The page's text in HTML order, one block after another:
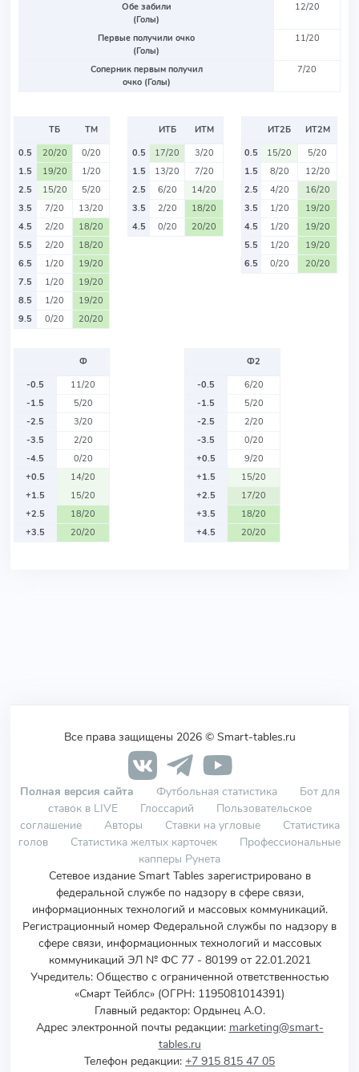
Обе забили
(Голы)
12/20
Первые получили очко
(Голы)
11/20
Соперник первым получил
очко (Голы)
7/20
ТБ
ТМ
0.5
20/20
0/20
1.5
19/20
1/20
2.5
15/20
5/20
3.5
7/20
13/20
4.5
2/20
18/20
5.5
2/20
18/20
6.5
1/20
19/20
7.5
1/20
19/20
8.5
1/20
19/20
9.5
0/20 20/20
ИТБ
ИТМ
0.5
17/20
3/20
1.5
13/20
7/20
2.5
6/20
14/20
3.5
2/20
18/20
4.5
0/20 20/20
ИТ2Б
ИТ2М
0.5
15/20
5/20
1.5
8/20
12/20
2.5
4/20
16/20
3.5
1/20
19/20
4.5
1/20
19/20
5.5
1/20
19/20
6.5
0/20 20/20
Ф
-0.5
11/20
-1.5
5/20
-2.5
3/20
-3.5
2/20
-4.5
0/20
+0.5
14/20
+1.5
15/20
+2.5
18/20
+3.5
20/20
Ф2
-0.5
6/20
-1.5
5/20
-2.5
2/20
-3.5
0/20
+0.5
9/20
+1.5
15/20
+2.5
17/20
+3.5
18/20
+4.5
20/20
Все права защищены 2026 © Smart-tables.ru
Полная версия сайта Футбольная статистика
Бот для
ставок в LIVE
Глоссарий
Пользовательское
соглашение
Авторы Ставки на угловые
Статистика
голов
Статистика желтых карточек
Профессиональные
капперы Рунета
Сетевое издание Smart Tables зарегистрировано в
федеральной службе по надзору в сфере связи,
информационных технологий и массовых коммуникаций.
Регистрационный номер Федеральной службы по надзору в
сфере связи, информационных технологий и массовых
коммуникаций ЭЛ № ФС 77 - 80199 от 22.01.2021
Учредитель: Общество с ограниченной ответственностью
«Смарт Тейблс» (ОГРН: 1195081014391)
Главный редактор: Ордынец А.О.
Адрес электронной почты редакции: marketing@smart-
tables.ru
Телефон редакции: +7 915 815 47 05